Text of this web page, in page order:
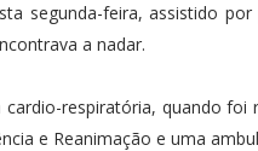
segunda-feira, assistido
a nadar.
respiratória, quando
e Reanimação e uma